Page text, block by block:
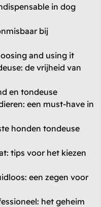
in dog
bij
and using it
de vrijheid van
en tondeuse
een must-have in
honden tondeuse
tips voor het kiezen
een zegen voor
het geheim